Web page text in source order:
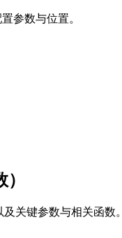
参数与位置。
关键参数与相关函数。